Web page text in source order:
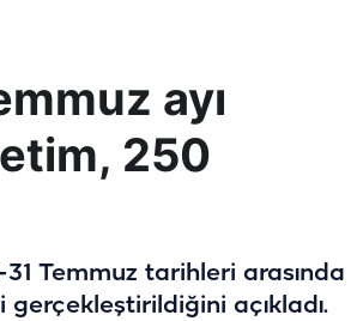
ayı
250
31 Temmuz tarihleri arasında
gerçekleştirildiğini açıkladı.